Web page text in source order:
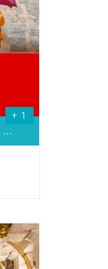
...
+ 1